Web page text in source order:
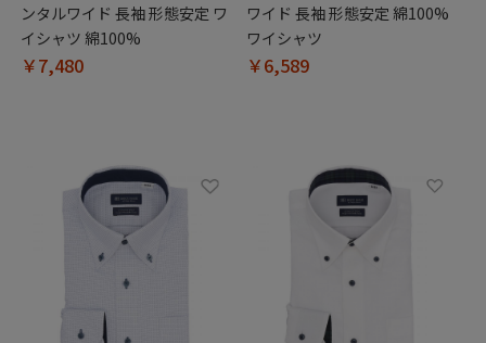
ンタルワイド 長袖 形態安定 ワ
イシャツ 綿100%
￥7,480
ワイド 長袖 形態安定 綿100%
ワイシャツ
￥6,589